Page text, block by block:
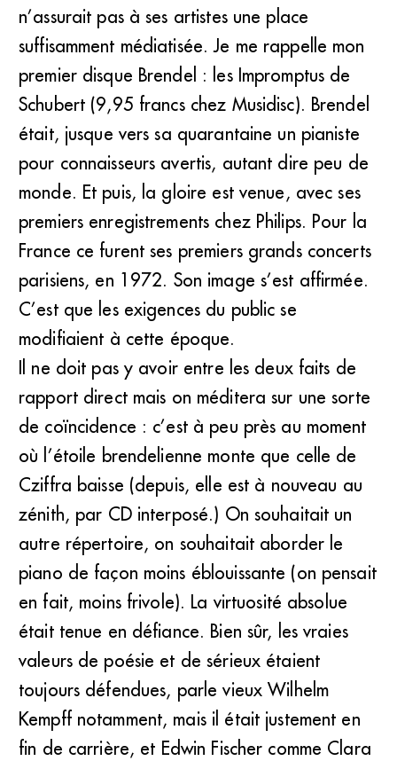
n’assurait pas à ses artistes une place
suffisamment médiatisée. Je me rappelle mon
premier disque Brendel : les Impromptus de
Schubert (9,95 francs chez Musidisc). Brendel
était, jusque vers sa quarantaine un pianiste
pour connaisseurs avertis, autant dire peu de
monde. Et puis, la gloire est venue, avec ses
premiers enregistrements chez Philips. Pour la
France ce furent ses premiers grands concerts
parisiens, en 1972. Son image s’est affirmée.
C’est que les exigences du public se
modifiaient à cette époque.
Il ne doit pas y avoir entre les deux faits de
rapport direct mais on méditera sur une sorte
de coïncidence : c’est à peu près au moment
où l’étoile brendelienne monte que celle de
Cziffra baisse (depuis, elle est à nouveau au
zénith, par CD interposé.) On souhaitait un
autre répertoire, on souhaitait aborder le
piano de façon moins éblouissante (on pensait
en fait, moins frivole). La virtuosité absolue
était tenue en défiance. Bien sûr, les vraies
valeurs de poésie et de sérieux étaient
toujours défendues, parle vieux Wilhelm
Kempff notamment, mais il était justement en
fin de carrière, et Edwin Fischer comme Clara